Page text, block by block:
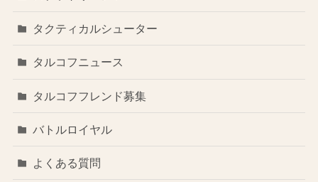
タクティカルシューター
タルコフニュース
タルコフフレンド募集
バトルロイヤル
よくある質問